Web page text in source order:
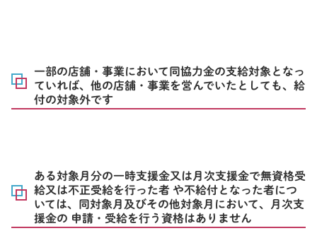
一部の店舗・事業において同協力金の支給対象となっ
ていれば、他の店舗・事業を営んでいたとしても、給
付の対象外です
ある対象月分の一時支援金又は月次支援金で無資格受
給又は不正受給を行った者 や不給付となった者につ
いては、同対象月及びその他対象月において、月次支
援金の 申請・受給を行う資格はありません